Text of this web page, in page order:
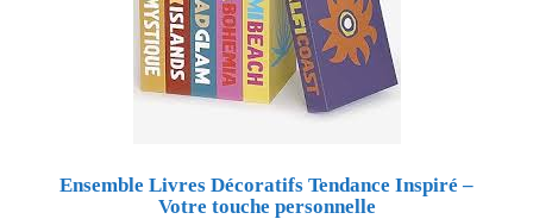
Ensemble Livres Décoratifs Tendance Inspiré –
Votre touche personnelle